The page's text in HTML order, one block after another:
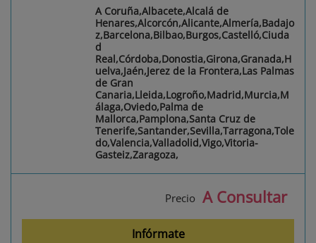
A Coruña,Albacete,Alcalá de
Henares,Alcorcón,Alicante,Almería,Badajo
z,Barcelona,Bilbao,Burgos,Castelló,Ciuda
d
Real,Córdoba,Donostia,Girona,Granada,H
uelva,Jaén,Jerez de la Frontera,Las Palmas
de Gran
Canaria,Lleida,Logroño,Madrid,Murcia,M
álaga,Oviedo,Palma de
Mallorca,Pamplona,Santa Cruz de
Tenerife,Santander,Sevilla,Tarragona,Tole
do,Valencia,Valladolid,Vigo,Vitoria-
Gasteiz,Zaragoza,
Precio A Consultar
Infórmate